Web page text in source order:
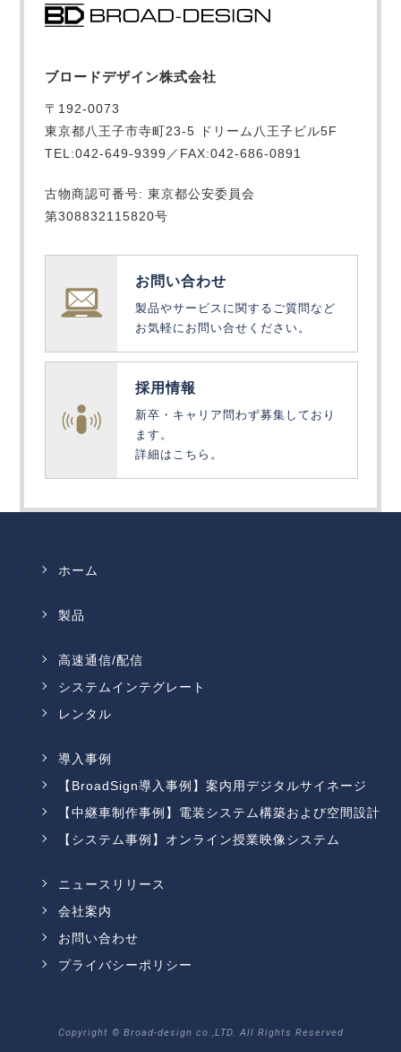
ブロードデザイン株式会社
〒192-0073
東京都八王子市寺町23-5 ドリーム八王子ビル5F
TEL:042-649-9399／FAX:042-686-0891
古物商認可番号: 東京都公安委員会
第308832115820号
お問い合わせ
製品やサービスに関するご質問など
お気軽にお問い合せください。
採用情報
新卒・キャリア問わず募集しており
ます。
詳細はこちら。
ホーム
製品
高速通信/配信
システムインテグレート
レンタル
導入事例
【BroadSign導入事例】案内用デジタルサイネージ
【中継車制作事例】電装システム構築および空間設計
【システム事例】オンライン授業映像システム
ニュースリリース
会社案内
お問い合わせ
プライバシーポリシー
Copyright © Broad-design co.,LTD. All Rights Reserved